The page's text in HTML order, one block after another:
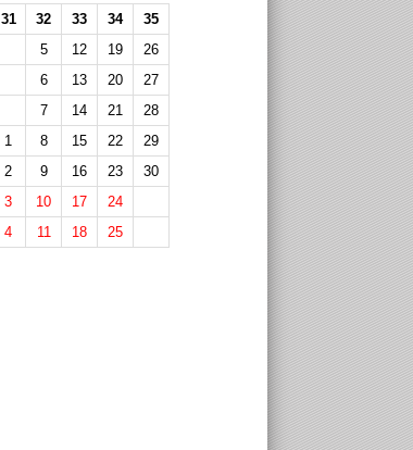
31 32 33 34
35
5 12 19
26
6 13 20
27
7 14 21
28
1 8 15 22
29
2 9 16 23
30
3 10 17
24
4 11 18 25